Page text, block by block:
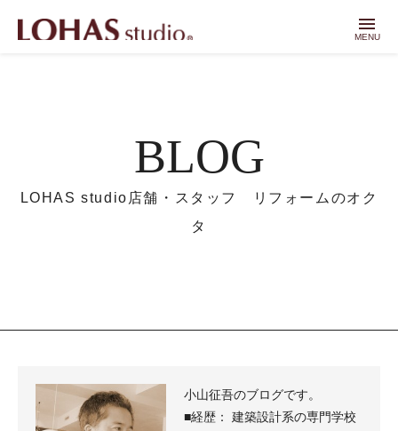
menu
MENU
BLOG
LOHAS studio店舗・スタッフ リフォームのオク
タ
小山征吾のブログです。
■経歴： 建築設計系の専門学校